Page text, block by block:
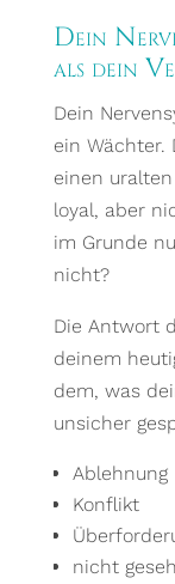
Dein
als dein
Dein
ein Wächter.
einen
loyal, aber
im Grunde
nicht?
Die Antwort
deinem
dem, was
unsicher
Ablehnung
Konflikt
nicht